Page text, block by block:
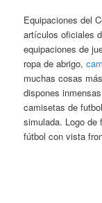
Equipaciones del
artículos oficiales
equipaciones de
ropa de abrigo,
muchas cosas
dispones
camisetas de
simulada. Logo de
fútbol con vista